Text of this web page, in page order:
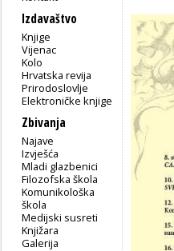
Izdavaštvo
Knjige
Vijenac
Kolo
Hrvatska revija
Prirodoslovlje
Elektroničke knjige
Zbivanja
Najave
Izvješća
Mladi glazbenici
Filozofska škola
Komunikološka
škola
Medijski susreti
Knjižara
Galerija